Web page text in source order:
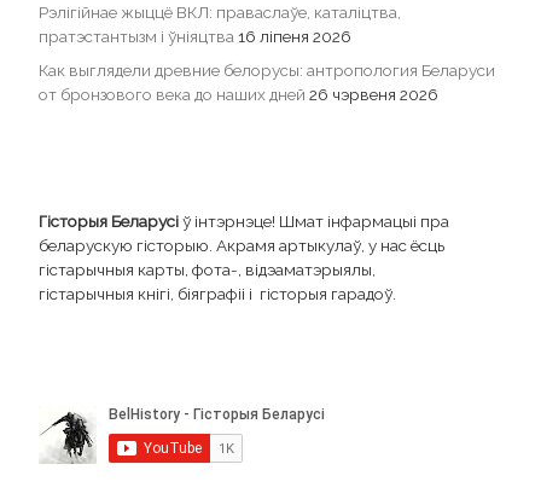
Рэлігійнае жыццё ВКЛ: праваслаўе, каталіцтва,
пратэстантызм і ўніяцтва 16 ліпеня 2026
Как выглядели древние белорусы: антропология Беларуси
от бронзового века до наших дней 26 чэрвеня 2026
Гісторыя Беларусіў інтэрнэце! Шмат інфармацыі пра
беларускую гісторыю. Акрамя артыкулаў, у нас ёсць
гістарычныя карты, фота-, відэаматэрыялы,
гістарычныя кнігі, біяграфіі і гісторыя гарадоў.